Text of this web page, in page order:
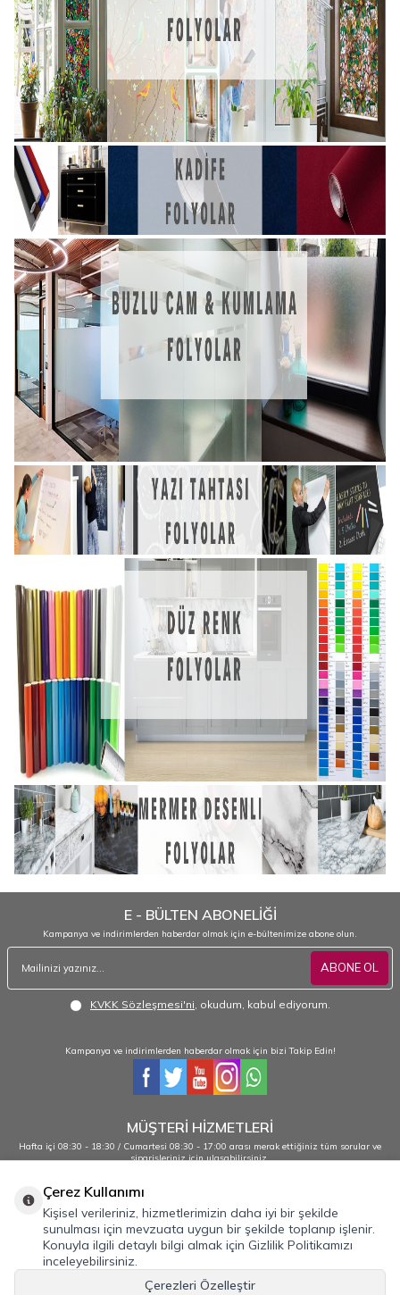
E - BÜLTEN ABONELİĞİ
Kampanya ve indirimlerden haberdar olmak için e-bültenimize abone olun.
ABONE OL
KVKK Sözleşmesi'ni , okudum, kabul ediyorum.
Kampanya ve indirimlerden haberdar olmak için bizi Takip Edin!
MÜŞTERİ HİZMETLERİ
Hafta içi 08:30 - 18:30 / Cumartesi 08:30 - 17:00 arası merak ettiğiniz tüm sorular ve
siparişleriniz için ulaşabilirsiniz.
0232 484 38 44 - 0533 330 88 95
Önemli Bilgiler
Hızlı Erişim
Çerez Kullanımı
Kişisel verileriniz, hizmetlerimizin daha iyi bir şekilde
sunulması için mevzuata uygun bir şekilde toplanıp işlenir.
Konuyla ilgili detaylı bilgi almak için Gizlilik Politikamızı
inceleyebilirsiniz.
Çerezleri Özelleştir